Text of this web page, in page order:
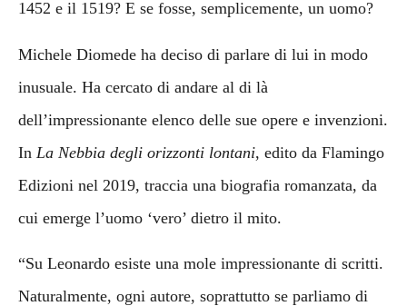
1452 e il 1519? E se fosse, semplicemente, un uomo?
Michele Diomede ha deciso di parlare di lui in modo
inusuale. Ha cercato di andare al di là
dell’impressionante elenco delle sue opere e invenzioni.
In La Nebbia degli orizzonti lontani, edito da Flamingo
Edizioni nel 2019, traccia una biografia romanzata, da
cui emerge l’uomo ‘vero’ dietro il mito.
“Su Leonardo esiste una mole impressionante di scritti.
Naturalmente, ogni autore, soprattutto se parliamo di